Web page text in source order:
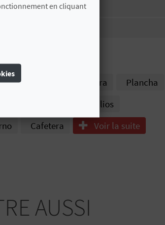
de vertidos Bañera Plancha
sanitario primeros auxilios
Cafetera Voir la suite
AUSSI
en cliquant